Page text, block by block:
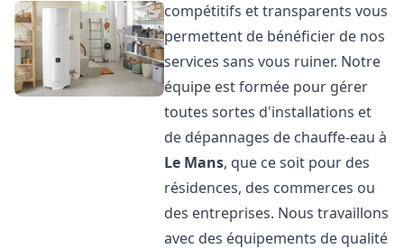
compétitifs et transparents vous
permettent de bénéficier de nos
services sans vous ruiner. Notre
équipe est formée pour gérer
toutes sortes d'installations et
de dépannages de chauffe-eau à
Le Mans, que ce soit pour des
résidences, des commerces ou
des entreprises. Nous travaillons
avec des équipements de qualité